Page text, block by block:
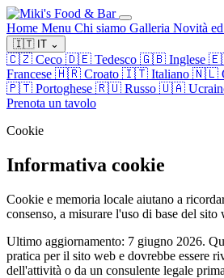
Home Menu Chi siamo Galleria Novità
🇮🇹 IT ⌄
🇨🇿 Ceco 🇩🇪 Tedesco 🇬🇧 Inglese
Francese 🇭🇷 Croato 🇮🇹 Italiano 🇳🇱
🇵🇹 Portoghese 🇷🇺 Russo 🇺🇦
Prenota un tavolo
Cookie
Informativa cookie
Cookie e memoria locale aiutano a
consenso, a misurare l'uso di base del sito
Ultimo aggiornamento: 7 giugno 2026.
pratica per il sito web e dovrebbe essere
dell'attività o da un consulente legale